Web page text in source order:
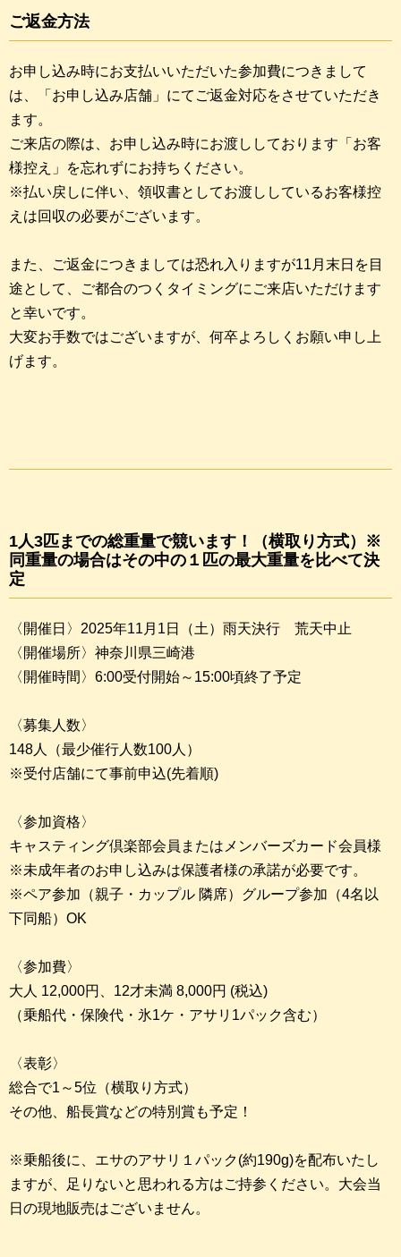
ご返金方法
お申し込み時にお支払いいただいた参加費につきまして
は、「お申し込み店舗」にてご返金対応をさせていただき
ます。
ご来店の際は、お申し込み時にお渡ししております「お客
様控え」を忘れずにお持ちください。
※払い戻しに伴い、領収書としてお渡ししているお客様控
えは回収の必要がございます。
また、ご返金につきましては恐れ入りますが11月末日を目
途として、ご都合のつくタイミングにご来店いただけます
と幸いです。
大変お手数ではございますが、何卒よろしくお願い申し上
げます。
1人3匹までの総重量で競います！（横取り方式）※
同重量の場合はその中の１匹の最大重量を比べて決
定
〈開催日〉2025年11月1日（土）雨天決行 荒天中止
〈開催場所〉神奈川県三崎港
〈開催時間〉6:00受付開始～15:00頃終了予定
〈募集人数〉
148人（最少催行人数100人）
※受付店舗にて事前申込(先着順)
〈参加資格〉
キャスティング倶楽部会員またはメンバーズカード会員様
※未成年者のお申し込みは保護者様の承諾が必要です。
※ペア参加（親子・カップル 隣席）グループ参加（4名以
下同船）OK
〈参加費〉
大人 12,000円、12才未満 8,000円 (税込)
（乗船代・保険代・氷1ケ・アサリ1パック含む）
〈表彰〉
総合で1～5位（横取り方式）
その他、船長賞などの特別賞も予定！
※乗船後に、エサのアサリ１パック(約190g)を配布いたし
ますが、足りないと思われる方はご持参ください。大会当
日の現地販売はございません。